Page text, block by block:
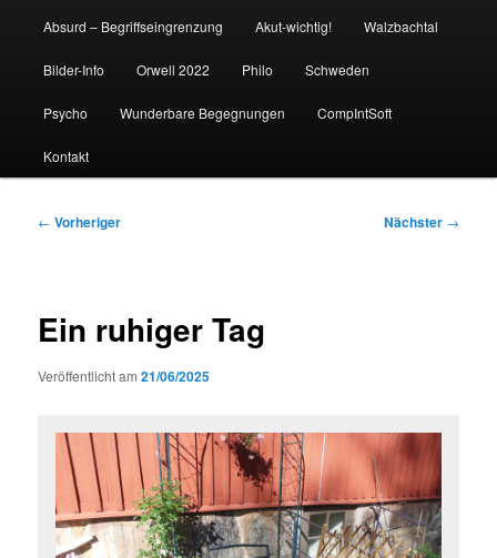
Absurd – Begriffseingrenzung Akut-wichtig! Walzbachtal
Bilder-Info Orwell 2022 Philo Schweden
Psycho Wunderbare Begegnungen CompIntSoft
Kontakt
Beitragsnavigation
← Vorheriger Nächster →
Ein ruhiger Tag
Veröffentlicht am21/06/2025